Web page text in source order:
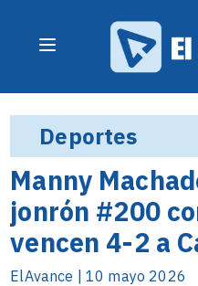
Deportes
Manny
jonrón #200
vencen 4-2 a
ElAvance | 10 mayo 2026